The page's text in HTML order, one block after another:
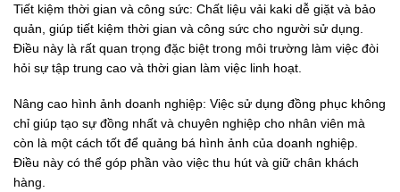
Tiết kiệm thời gian và công sức: Chất liệu vải kaki dễ giặt và bảo
quản, giúp tiết kiệm thời gian và công sức cho người sử dụng.
Điều này là rất quan trọng đặc biệt trong môi trường làm việc đòi
hỏi sự tập trung cao và thời gian làm việc linh hoạt.
Nâng cao hình ảnh doanh nghiệp: Việc sử dụng đồng phục không
chỉ giúp tạo sự đồng nhất và chuyên nghiệp cho nhân viên mà
còn là một cách tốt để quảng bá hình ảnh của doanh nghiệp.
Điều này có thể góp phần vào việc thu hút và giữ chân khách
hàng.